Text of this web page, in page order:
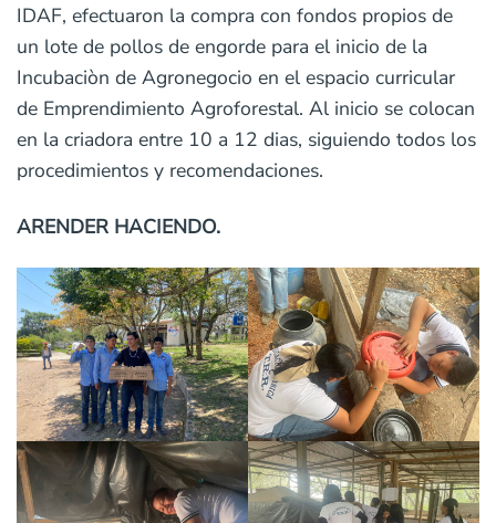
IDAF, efectuaron la compra con fondos propios de
un lote de pollos de engorde para el inicio de la
Incubaciòn de Agronegocio en el espacio curricular
de Emprendimiento Agroforestal. Al inicio se colocan
en la criadora entre 10 a 12 dias, siguiendo todos los
procedimientos y recomendaciones.
ARENDER HACIENDO.